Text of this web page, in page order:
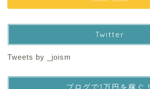
Twitter
Tweets by _joism
ブログで1万円を稼ぐ！